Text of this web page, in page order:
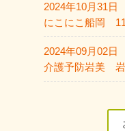
2024年10月31日
にこにこ船岡
2024年09月02日
介護予防岩美